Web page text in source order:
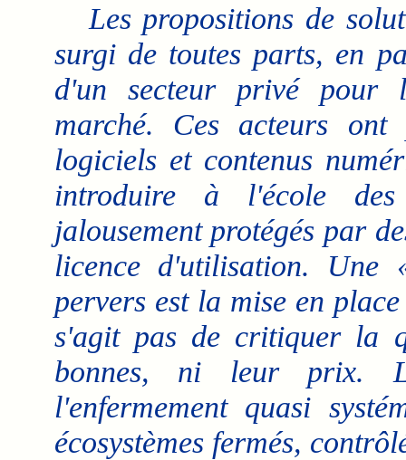
Les propositions de
surgi de toutes parts, en
d'un secteur privé pour
marché. Ces acteurs ont
logiciels et contenus
introduire à l'école
jalousement protégés par
licence d'utilisation. Une
pervers est la mise en
s'agit pas de critiquer la
bonnes, ni leur prix.
l'enfermement quasi
écosystèmes fermés,